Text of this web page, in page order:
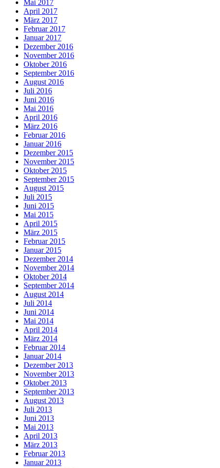
Mai 2017
April 2017
März 2017
Februar 2017
Januar 2017
Dezember 2016
November 2016
Oktober 2016
September 2016
August 2016
Juli 2016
Juni 2016
Mai 2016
April 2016
März 2016
Februar 2016
Januar 2016
Dezember 2015
November 2015
Oktober 2015
September 2015
August 2015
Juli 2015
Juni 2015
Mai 2015
April 2015
März 2015
Februar 2015
Januar 2015
Dezember 2014
November 2014
Oktober 2014
September 2014
August 2014
Juli 2014
Juni 2014
Mai 2014
April 2014
März 2014
Februar 2014
Januar 2014
Dezember 2013
November 2013
Oktober 2013
September 2013
August 2013
Juli 2013
Juni 2013
Mai 2013
April 2013
März 2013
Februar 2013
Januar 2013